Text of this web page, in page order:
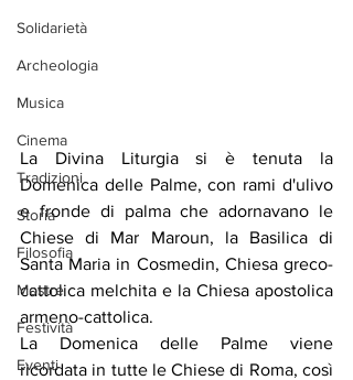
Solidarietà
Archeologia
Musica
Cinema
Tradizioni
Storia
Filosofia
Mostre
Festività
Eventi
La Divina Liturgia si è tenuta la
Domenica delle Palme, con rami d'ulivo
e fronde di palma che adornavano le
Chiese di Mar Maroun, la Basilica di
Santa Maria in Cosmedin, Chiesa greco-
cattolica melchita e la Chiesa apostolica
armeno-cattolica.
La Domenica delle Palme viene
ricordata in tutte le Chiese di Roma, così